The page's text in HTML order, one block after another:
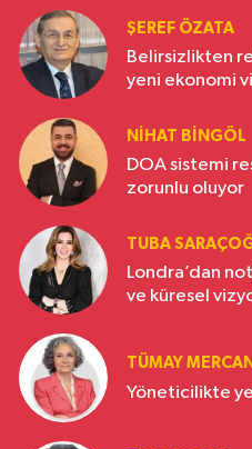
ŞEREF ÖZATA
Belirsizlikten
yeni ekonomi
NIHAT BINGÖL
DOA sistemi
zorunlu oluyor
TUBA
Londra’dan
ve küresel
TÜMAY MERCAN
Yöneticilikte